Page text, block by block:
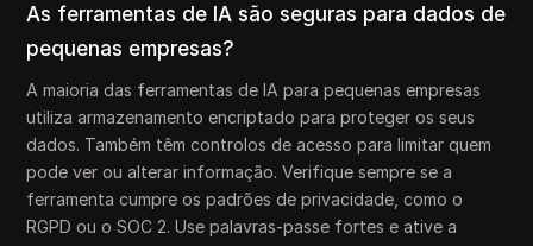
As ferramentas de IA são seguras para dados de
pequenas empresas?
A maioria das ferramentas de IA para pequenas empresas
utiliza armazenamento encriptado para proteger os seus
dados. Também têm controlos de acesso para limitar quem
pode ver ou alterar informação. Verifique sempre se a
ferramenta cumpre os padrões de privacidade, como o
RGPD ou o SOC 2. Use palavras-passe fortes e ative a